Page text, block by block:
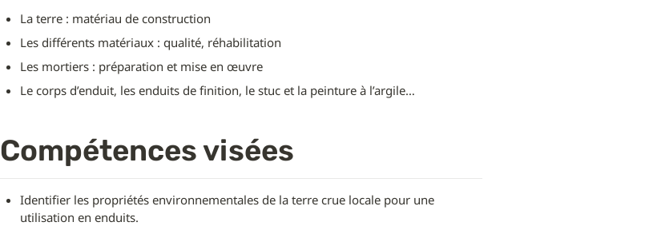
La terre : matériau de construction
Les différents matériaux : qualité, réhabilitation
Les mortiers : préparation et mise en œuvre
Le corps d’enduit, les enduits de finition, le stuc et la peinture à l’argile…
Compétences visées
Identifier les propriétés environnementales de la terre crue locale pour une
utilisation en enduits.